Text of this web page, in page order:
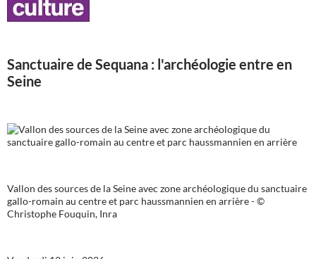
Sanctuaire de Sequana : l'archéologie entre en
Seine
Vallon des sources de la Seine avec zone archéologique du sanctuaire
gallo-romain au centre et parc haussmannien en arrière - ©
Christophe Fouquin, Inra